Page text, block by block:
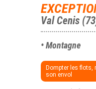
Val Cenis
• Montagne
Dompter les flots,
son envol